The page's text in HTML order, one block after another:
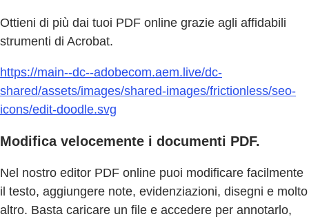
Ottieni di più dai tuoi PDF online grazie agli affidabili
strumenti di Acrobat.
https://main--dc--adobecom.aem.live/dc-
shared/assets/images/shared-images/frictionless/seo-
icons/edit-doodle.svg
Modifica velocemente i documenti PDF.
Nel nostro editor PDF online puoi modificare facilmente
il testo, aggiungere note, evidenziazioni, disegni e molto
altro. Basta caricare un file e accedere per annotarlo,